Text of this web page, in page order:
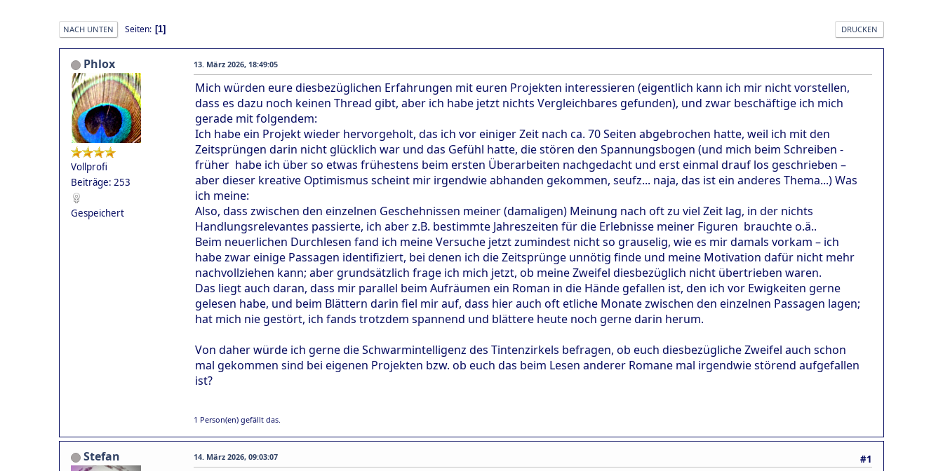
DRUCKEN
NACH UNTEN Seiten 1
Phlox
Vollprofi
Beiträge: 253
Gespeichert
13. März 2026, 18:49:05
Mich würden eure diesbezüglichen Erfahrungen mit euren Projekten interessieren (eigentlich kann ich mir nicht vorstellen,
dass es dazu noch keinen Thread gibt, aber ich habe jetzt nichts Vergleichbares gefunden), und zwar beschäftige ich mich
gerade mit folgendem:
Ich habe ein Projekt wieder hervorgeholt, das ich vor einiger Zeit nach ca. 70 Seiten abgebrochen hatte, weil ich mit den
Zeitsprüngen darin nicht glücklich war und das Gefühl hatte, die stören den Spannungsbogen (und mich beim Schreiben -
früher habe ich über so etwas frühestens beim ersten Überarbeiten nachgedacht und erst einmal drauf los geschrieben –
aber dieser kreative Optimismus scheint mir irgendwie abhanden gekommen, seufz... naja, das ist ein anderes Thema...) Was
ich meine:
Also, dass zwischen den einzelnen Geschehnissen meiner (damaligen) Meinung nach oft zu viel Zeit lag, in der nichts
Handlungsrelevantes passierte, ich aber z.B. bestimmte Jahreszeiten für die Erlebnisse meiner Figuren brauchte o.ä..
Beim neuerlichen Durchlesen fand ich meine Versuche jetzt zumindest nicht so grauselig, wie es mir damals vorkam – ich
habe zwar einige Passagen identifiziert, bei denen ich die Zeitsprünge unnötig finde und meine Motivation dafür nicht mehr
nachvollziehen kann; aber grundsätzlich frage ich mich jetzt, ob meine Zweifel diesbezüglich nicht übertrieben waren.
Das liegt auch daran, dass mir parallel beim Aufräumen ein Roman in die Hände gefallen ist, den ich vor Ewigkeiten gerne
gelesen habe, und beim Blättern darin fiel mir auf, dass hier auch oft etliche Monate zwischen den einzelnen Passagen lagen;
hat mich nie gestört, ich fands trotzdem spannend und blättere heute noch gerne darin herum.
Von daher würde ich gerne die Schwarmintelligenz des Tintenzirkels befragen, ob euch diesbezügliche Zweifel auch schon
mal gekommen sind bei eigenen Projekten bzw. ob euch das beim Lesen anderer Romane mal irgendwie störend aufgefallen
ist?
1 Person(en) gefällt das.
Stefan #1
14. März 2026, 09:03:07